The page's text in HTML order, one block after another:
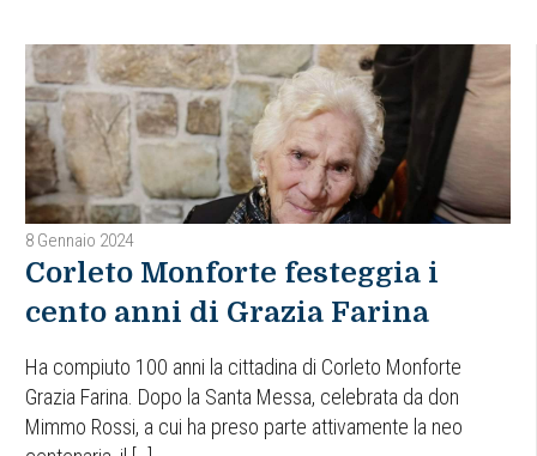
8 Gennaio 2024
Corleto Monforte festeggia i
cento anni di Grazia Farina
Ha compiuto 100 anni la cittadina di Corleto Monforte
Grazia Farina. Dopo la Santa Messa, celebrata da don
Mimmo Rossi, a cui ha preso parte attivamente la neo